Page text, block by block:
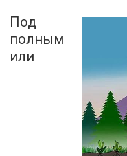
Под
полным
или